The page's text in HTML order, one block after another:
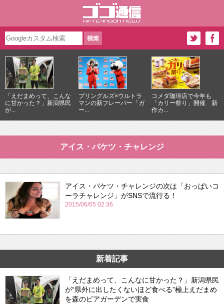
「えだまめって、こんな
に甘かった？」新潟県民
が...
プリングルズ×ウルトラ
マンの新フレーバー「ガ
ー...
コメダ珈琲店で今年も
「カリー祭り」開催 新
作カ...
アイス・バケツ・チャレンジ
アイス・バケツ・チャレンジの次は「おっぱいコ
ーラチャレンジ」がSNSで流行る！
2015/06/05 02:36
新着記事
「えだまめって、こんなに甘かった？」新潟県民
が“県外に出したくないほど食べる”極上えだまめ
を森のビアガーデンで実食